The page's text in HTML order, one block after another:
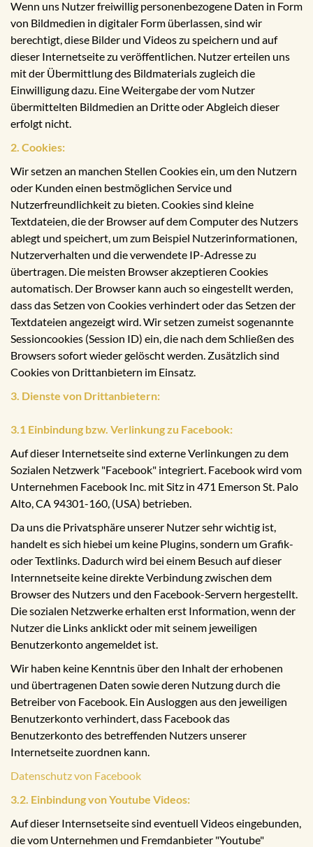
Wenn uns Nutzer freiwillig personenbezogene Daten in Form
von Bildmedien in digitaler Form überlassen, sind wir
berechtigt, diese Bilder und Videos zu speichern und auf
dieser Internetseite zu veröffentlichen. Nutzer erteilen uns
mit der Übermittlung des Bildmaterials zugleich die
Einwilligung dazu. Eine Weitergabe der vom Nutzer
übermittelten Bildmedien an Dritte oder Abgleich dieser
erfolgt nicht.
2. Cookies:
Wir setzen an manchen Stellen Cookies ein, um den Nutzern
oder Kunden einen bestmöglichen Service und
Nutzerfreundlichkeit zu bieten. Cookies sind kleine
Textdateien, die der Browser auf dem Computer des Nutzers
ablegt und speichert, um zum Beispiel Nutzerinformationen,
Nutzerverhalten und die verwendete IP-Adresse zu
übertragen. Die meisten Browser akzeptieren Cookies
automatisch. Der Browser kann auch so eingestellt werden,
dass das Setzen von Cookies verhindert oder das Setzen der
Textdateien angezeigt wird. Wir setzen zumeist sogenannte
Sessioncookies (Session ID) ein, die nach dem Schließen des
Browsers sofort wieder gelöscht werden. Zusätzlich sind
Cookies von Drittanbietern im Einsatz.
3. Dienste von Drittanbietern:
3.1 Einbindung bzw. Verlinkung zu Facebook:
Auf dieser Internetseite sind externe Verlinkungen zu dem
Sozialen Netzwerk "Facebook" integriert. Facebook wird vom
Unternehmen Facebook Inc. mit Sitz in 471 Emerson St. Palo
Alto, CA 94301-160, (USA) betrieben.
Da uns die Privatsphäre unserer Nutzer sehr wichtig ist,
handelt es sich hiebei um keine Plugins, sondern um Grafik-
oder Textlinks. Dadurch wird bei einem Besuch auf dieser
Internnetseite keine direkte Verbindung zwischen dem
Browser des Nutzers und den Facebook-Servern hergestellt.
Die sozialen Netzwerke erhalten erst Information, wenn der
Nutzer die Links anklickt oder mit seinem jeweiligen
Benutzerkonto angemeldet ist.
Wir haben keine Kenntnis über den Inhalt der erhobenen
und übertragenen Daten sowie deren Nutzung durch die
Betreiber von Facebook. Ein Ausloggen aus den jeweiligen
Benutzerkonto verhindert, dass Facebook das
Benutzerkonto des betreffenden Nutzers unserer
Internetseite zuordnen kann.
Datenschutz von Facebook
3.2. Einbindung von Youtube Videos:
Auf dieser Internsetseite sind eventuell Videos eingebunden,
die vom Unternehmen und Fremdanbieter "Youtube"